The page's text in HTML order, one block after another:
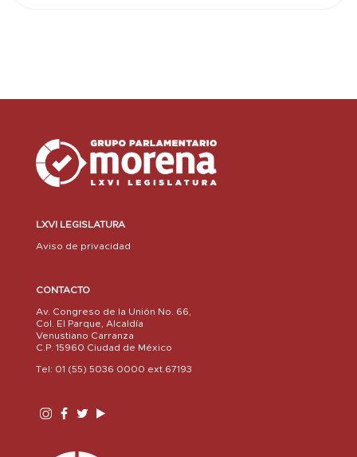
LXVI LEGISLATURA
Aviso de privacidad
CONTACTO
Av. Congreso de la Unión No. 66,
Col. El Parque, Alcaldía
Venustiano Carranza
C.P. 15960 Ciudad de México
Tel: 01 (55) 5036 0000 ext.67193